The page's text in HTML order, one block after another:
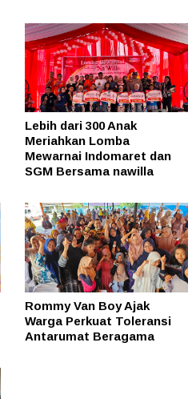
Lebih dari 300 Anak
Meriahkan Lomba
Mewarnai Indomaret dan
SGM Bersama nawilla
Rommy Van Boy Ajak
Warga Perkuat Toleransi
Antarumat Beragama